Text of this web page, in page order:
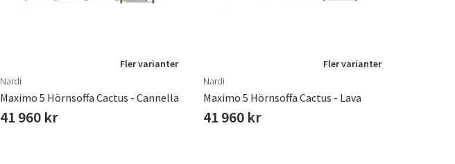
Fler varianter
Nardi
Maximo 5 Hörnsoffa Cactus - Cannella
41 960 kr
Fler varianter
Nardi
Maximo 5 Hörnsoffa Cactus - Lava
41 960 kr